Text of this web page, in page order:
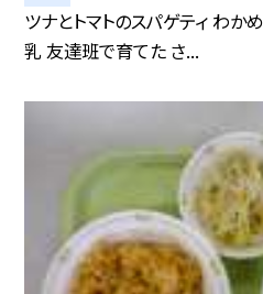
ツナとトマトのスパゲティ わか
乳 友達班で育てた さ...